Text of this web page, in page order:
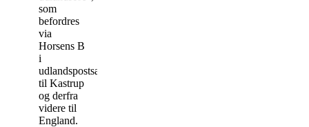
som
befordres
via
Horsens B
i
udlandspostsæk
til Kastrup
og derfra
videre til
England.